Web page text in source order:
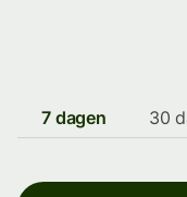
7 dagen 30